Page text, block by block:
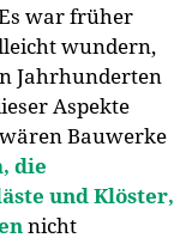
war früher
wundern,
Jahrhunderten
Aspekte
Bauwerke
die
und Klöster,
nicht